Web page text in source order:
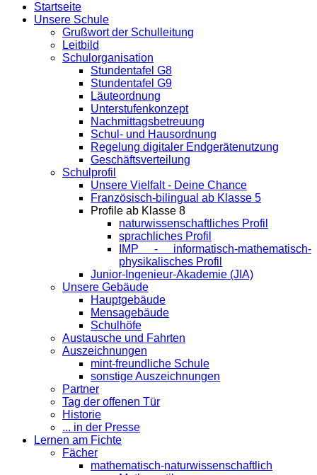
Startseite
Unsere Schule
Grußwort der Schulleitung
Leitbild
Schulorganisation
Stundentafel G8
Stundentafel G9
Läuteordnung
Unterstufenkonzept
Nachmittagsbetreuung
Schul- und Hausordnung
Regelung digitaler Endgeräte­nutzung
Geschäftsverteilung
Schulprofil
Unsere Vielfalt - Deine Chance
Französisch-bilingual ab Klasse 5
Profile ab Klasse 8
naturwissenschaftliches Profil
sprachliches Profil
IMP - informatisch-mathematisch-
physikalisches Profil
Junior-Ingenieur-Akademie (JIA)
Unsere Gebäude
Hauptgebäude
Mensagebäude
Schulhöfe
Austausche und Fahrten
Auszeichnungen
mint-freundliche Schule
sonstige Auszeichnungen
Partner
Tag der offenen Tür
Historie
... in der Presse
Lernen am Fichte
Fächer
mathematisch-naturwissenschaftlich